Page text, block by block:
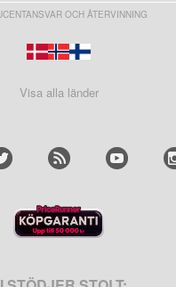
OCH ÅTERVINNING
Visa alla länder